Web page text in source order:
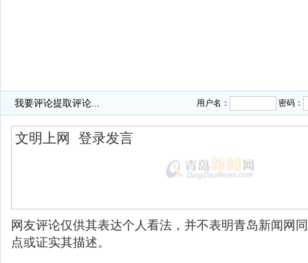
我要评论提取评论... 用户名： 密码：
网友评论仅供其表达个人看法，并不表明青岛新闻网
点或证实其描述。